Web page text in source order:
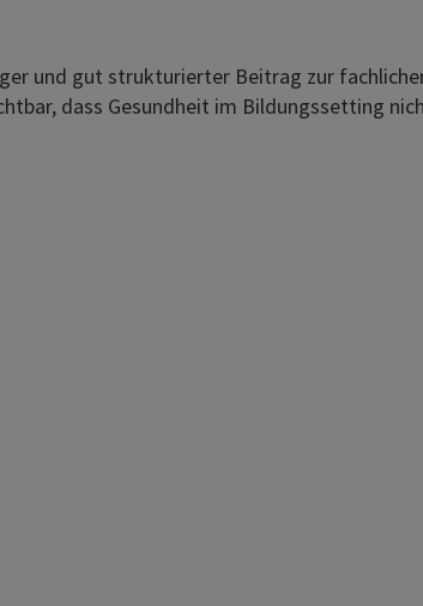
und gut strukturierter Beitrag zur
dass Gesundheit im Bildungssetting